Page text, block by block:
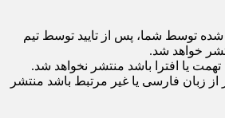
شده توسط شما، پس از تایید توسط تیم
خواهد شد.
یا افترا باشد منتشر نخواهد شد.
از زبان فارسی یا غیر مرتبط باشد منتشر